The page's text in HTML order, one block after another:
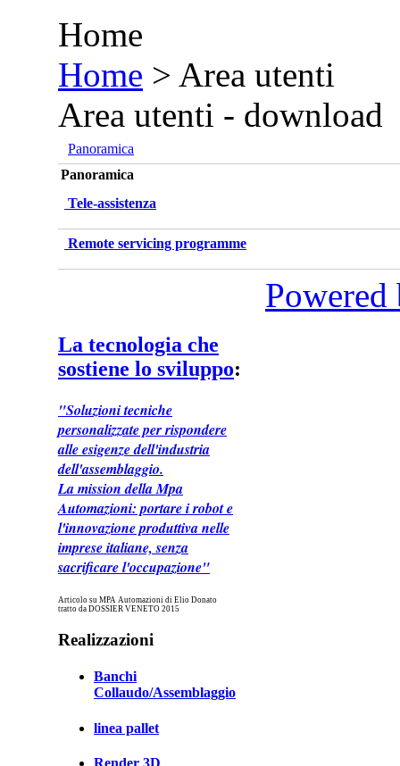
Home
Home > Area utenti
Area utenti - download
Panoramica
Panoramica
Tele-assistenza
Remote servicing programme
La tecnologia che
sostiene lo sviluppo:
"Soluzioni tecniche
personalizzate per rispondere
alle esigenze dell'industria
dell'assemblaggio.
La mission della Mpa
Automazioni: portare i robot e
l'innovazione produttiva nelle
imprese italiane, senza
sacrificare l'occupazione"
Articolo su MPA Automazioni di Elio Donato
tratto da DOSSIER VENETO 2015
Realizzazioni
Banchi
Collaudo/Assemblaggio
linea pallet
Render 3D